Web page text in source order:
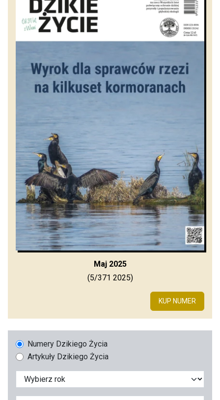
Maj 2025
(5/371 2025)
KUP NUMER
Numery Dzikiego Życia
Artykuły Dzikiego Życia